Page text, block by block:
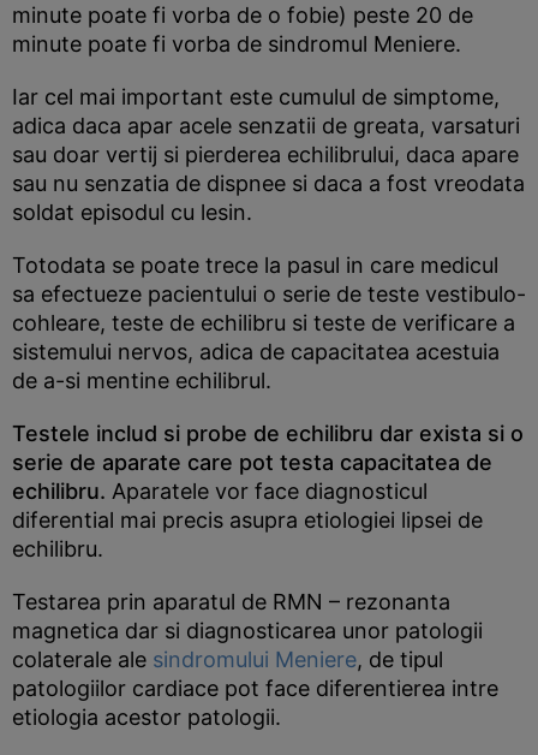
minute poate fi vorba de o fobie) peste 20 de
minute poate fi vorba de sindromul Meniere.
Iar cel mai important este cumulul de simptome,
adica daca apar acele senzatii de greata, varsaturi
sau doar vertij si pierderea echilibrului, daca apare
sau nu senzatia de dispnee si daca a fost vreodata
soldat episodul cu lesin.
Totodata se poate trece la pasul in care medicul
sa efectueze pacientului o serie de teste vestibulo-
cohleare, teste de echilibru si teste de verificare a
sistemului nervos, adica de capacitatea acestuia
de a-si mentine echilibrul.
Testele includ si probe de echilibru dar exista si o
serie de aparate care pot testa capacitatea de
echilibru. Aparatele vor face diagnosticul
diferential mai precis asupra etiologiei lipsei de
echilibru.
Testarea prin aparatul de RMN – rezonanta
magnetica dar si diagnosticarea unor patologii
colaterale ale sindromului Meniere, de tipul
patologiilor cardiace pot face diferentierea intre
etiologia acestor patologii.